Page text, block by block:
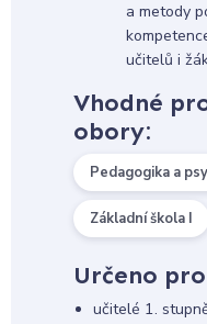
a metody
učitelů i
Vhodné
obory:
Pedagogika a
Základní škola I
Určeno pro
učitelé 1.